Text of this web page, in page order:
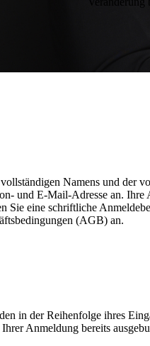
Namens und der
und E-Mail-Adresse an. Ihre
Sie eine schriftliche
(AGB) an.
in der Reihenfolge ihres
Anmeldung bereits